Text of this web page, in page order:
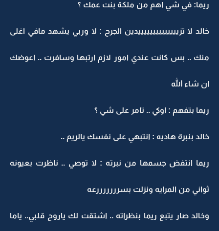
ريما: في شي اهم من ملكة بنت عمك ؟
خالد لا تزييييييييييييييدين الجرح : لا وربي يشهد مافي اغلى
منك .. بس كانت عندي امور لازم ارتبها وسافرت .. اعوضك
ان شاء الله
ريما بتفهم : اوكي .. تامر على شي ؟
خالد بنبرة هاديه : انتبهي على نفسك يالريم ..
ريما انتفض جسمها من نبرته : لا توصي .. ناظرت بعيونه
ثواني من المرايه ونزلت بسرررررررعه
وخالد صار يتبع ريما بنظراته .. اشتقت لك ياروح قلبي.. ياما